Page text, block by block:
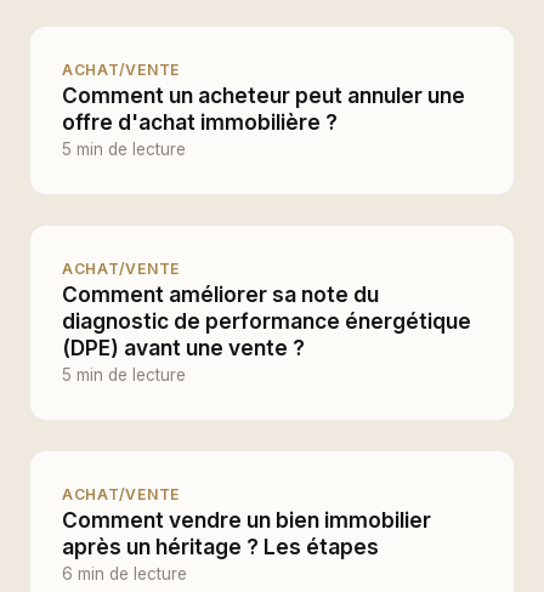
ACHAT/VENTE
Comment un acheteur peut annuler une
offre d'achat immobilière ?
5 min de lecture
ACHAT/VENTE
Comment améliorer sa note du
diagnostic de performance énergétique
(DPE) avant une vente ?
5 min de lecture
ACHAT/VENTE
Comment vendre un bien immobilier
après un héritage ? Les étapes
6 min de lecture